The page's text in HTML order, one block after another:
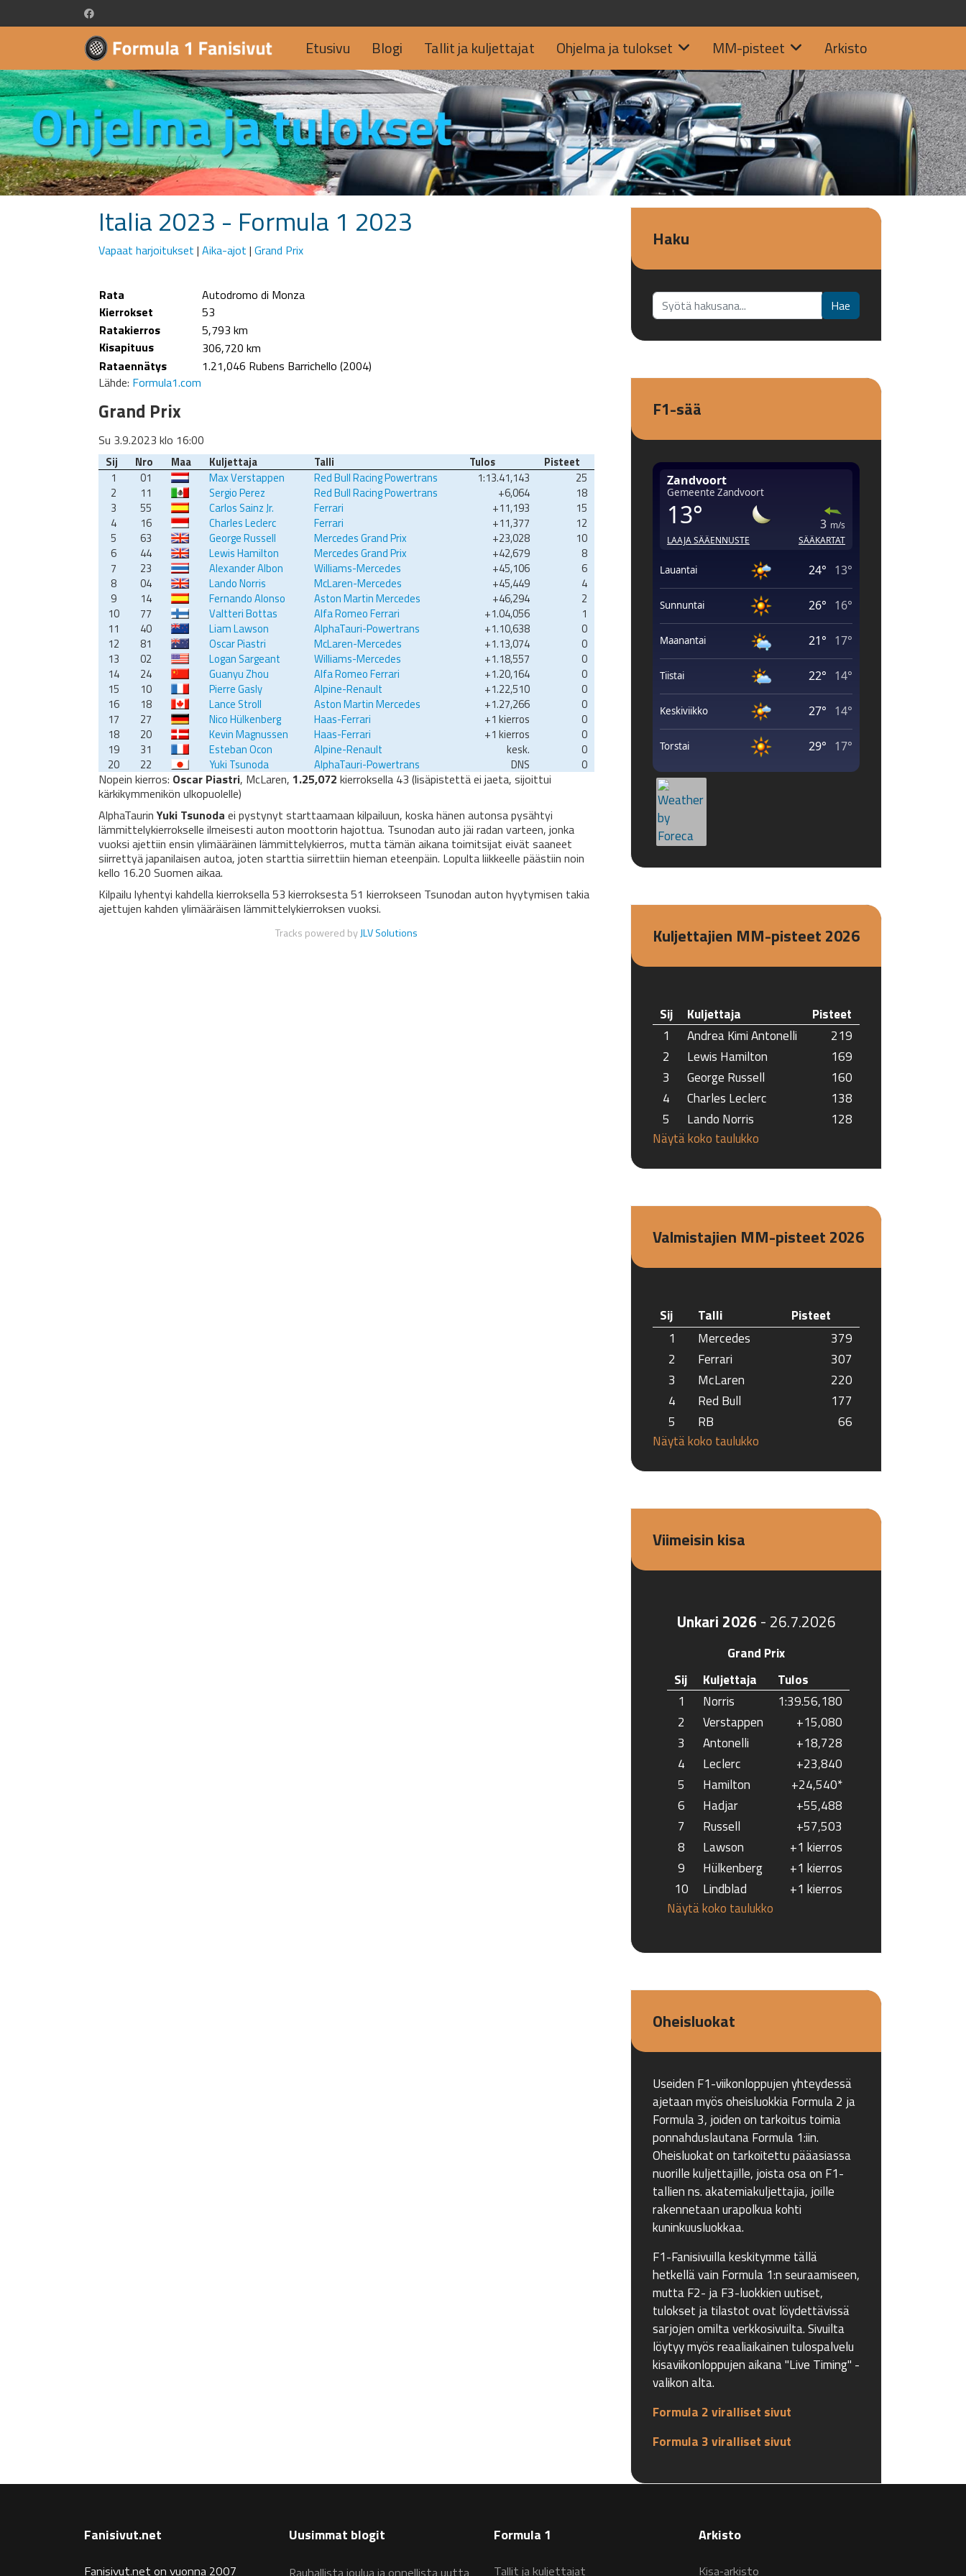
Etusivu Blogi Tallit ja kuljettajat Ohjelma ja tulokset MM-pisteet Arkisto
Italia 2023 - Formula 1 2023
Vapaat harjoitukset | Aika-ajot | Grand Prix
Rata
Autodromo di Monza
Kierrokset
53
Ratakierros
5,793 km
Kisapituus
306,720 km
Rataennätys
1.21,046 Rubens Barrichello (2004)
Lähde: Formula1.com
Grand Prix
Su 3.9.2023 klo 16:00
Sij Nro Maa Kuljettaja Talli Tulos
Pisteet
1
01 Max Verstappen Red Bull Racing Powertrans 1:13.41,143
25
2
11 Sergio Perez Red Bull Racing Powertrans +6,064
18
3
55 Carlos Sainz Jr. Ferrari +11,193
15
4
16 Charles Leclerc Ferrari +11,377
12
5
63 George Russell Mercedes Grand Prix +23,028
10
6
44 Lewis Hamilton Mercedes Grand Prix +42,679
8
7
23 Alexander Albon Williams-Mercedes +45,106
6
8
04 Lando Norris McLaren-Mercedes +45,449
4
9
14 Fernando Alonso Aston Martin Mercedes +46,294
2
10
77 Valtteri Bottas Alfa Romeo Ferrari +1.04,056
1
11
40 Liam Lawson AlphaTauri-Powertrans +1.10,638
0
12
81 Oscar Piastri McLaren-Mercedes +1.13,074
0
13
02 Logan Sargeant Williams-Mercedes +1.18,557
0
14
24 Guanyu Zhou Alfa Romeo Ferrari +1.20,164
0
15
10 Pierre Gasly Alpine-Renault +1.22,510
0
16
18 Lance Stroll Aston Martin Mercedes +1.27,266
0
17
27 Nico Hülkenberg Haas-Ferrari +1 kierros
0
18
20 Kevin Magnussen Haas-Ferrari +1 kierros
0
19
31 Esteban Ocon Alpine-Renault kesk.
0
20
22 Yuki Tsunoda AlphaTauri-Powertrans DNS 0
Nopein kierros: Oscar Piastri, McLaren, 1.25,072 kierroksella 43 (lisäpistettä ei jaeta, sijoittui
kärkikymmenikön ulkopuolelle)
AlphaTaurinYuki Tsunoda ei pystynyt starttaamaan kilpailuun, koska hänen autonsa pysähtyi
lämmittelykierrokselle ilmeisesti auton moottorin hajottua. Tsunodan auto jäi radan varteen, jonka
vuoksi ajettiin ensin ylimääräinen lämmittelykierros, mutta tämän aikana toimitsijat eivät saaneet
siirrettyä japanilaisen autoa, joten starttia siirrettiin hieman eteenpäin. Lopulta liikkeelle päästiin noin
kello 16.20 Suomen aikaa.
Kilpailu lyhentyi kahdella kierroksella 53 kierroksesta 51 kierrokseen Tsunodan auton hyytymisen takia
ajettujen kahden ylimääräisen lämmittelykierroksen vuoksi.
Tracks powered byJLV Solutions
Haku
Etsi... Hae
F1-sää
Kuljettajien MM-pisteet 2026
Sij Kuljettaja
Pisteet
1
Andrea Kimi Antonelli
219
2
Lewis Hamilton
169
3
George Russell
160
4
Charles Leclerc
138
5
Lando Norris
128
Näytä koko taulukko
Valmistajien MM-pisteet 2026
Sij Talli
Pisteet
1
Mercedes
379
2
Ferrari
307
3
McLaren
220
4
Red Bull
177
5
RB
66
Näytä koko taulukko
Viimeisin kisa
Unkari 2026 - 26.7.2026
Grand Prix
Sij
Kuljettaja
Tulos
1
Norris
1:39.56,180
2
Verstappen
+15,080
3
Antonelli
+18,728
4
Leclerc
+23,840
5
Hamilton
+24,540*
6
Hadjar
+55,488
7
Russell
+57,503
8
Lawson
+1 kierros
9
Hülkenberg
+1 kierros
10
Lindblad
+1 kierros
Näytä koko taulukko
Oheisluokat
Useiden F1-viikonloppujen yhteydessä
ajetaan myös oheisluokkia Formula 2 ja
Formula 3, joiden on tarkoitus toimia
ponnahduslautana Formula 1:iin.
Oheisluokat on tarkoitettu pääasiassa
nuorille kuljettajille, joista osa on F1-
tallien ns. akatemiakuljettajia, joille
rakennetaan urapolkua kohti
kuninkuusluokkaa.
F1-Fanisivuilla keskitymme tällä
hetkellä vain Formula 1:n seuraamiseen,
mutta F2- ja F3-luokkien uutiset,
tulokset ja tilastot ovat löydettävissä
sarjojen omilta verkkosivuilta. Sivuilta
löytyy myös reaaliaikainen tulospalvelu
kisaviikonloppujen aikana "Live Timing" -
valikon alta.
Formula 2 viralliset sivut
Formula 3 viralliset sivut
Fanisivut.net
Fanisivut.net on vuonna 2007
Uusimmat blogit
Rauhallista joulua ja onnellista uutta
Formula 1
Tallit ja kuljettajat
Arkisto
Kisa-arkisto